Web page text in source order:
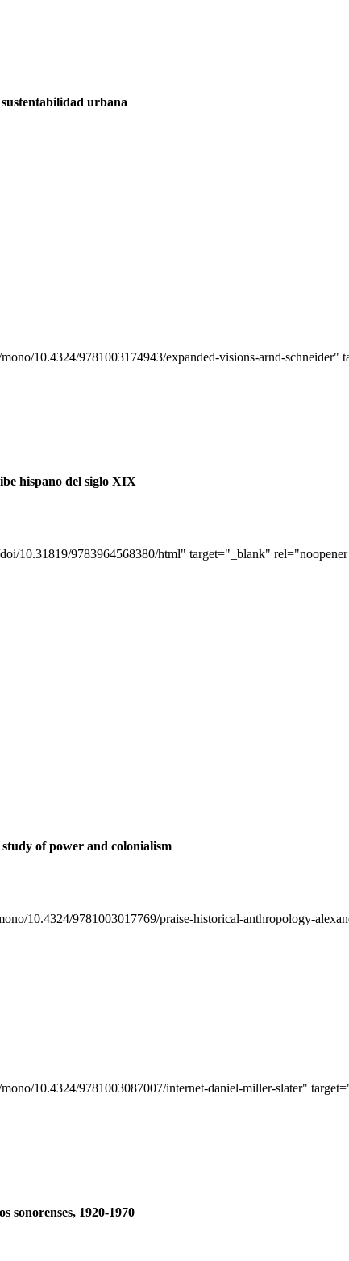
urbana
10.4324/9781003174943/expanded-visions-arnd-
hispano del siglo XIX
10.31819/9783964568380/html" target="_blank"
of power and colonialism
10.4324/9781003017769/praise-historical-anthropology-
10.4324/9781003087007/internet-daniel-miller-slater"
sonorenses, 1920-1970